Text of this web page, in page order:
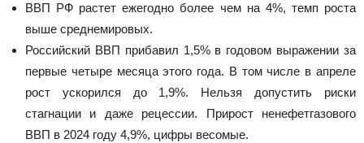
ВВП РФ растет ежегодно более чем на 4%, темп роста
выше среднемировых.
Российский ВВП прибавил 1,5% в годовом выражении за
первые четыре месяца этого года. В том числе в апреле
рост ускорился до 1,9%. Нельзя допустить риски
стагнации и даже рецессии. Прирост ненефетгазового
ВВП в 2024 году 4,9%, цифры весомые.